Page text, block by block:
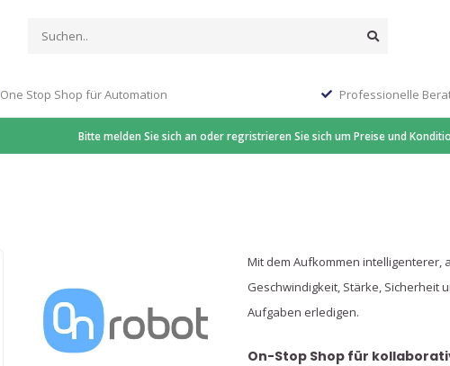
One Stop Shop für Automation Professionelle
Bitte melden Sie sich an oder regristrieren Sie sich um Preise und
Mit dem Aufkommen
Geschwindigkeit, Stärke, Sicherheit
Aufgaben erledigen.
On-Stop Shop für